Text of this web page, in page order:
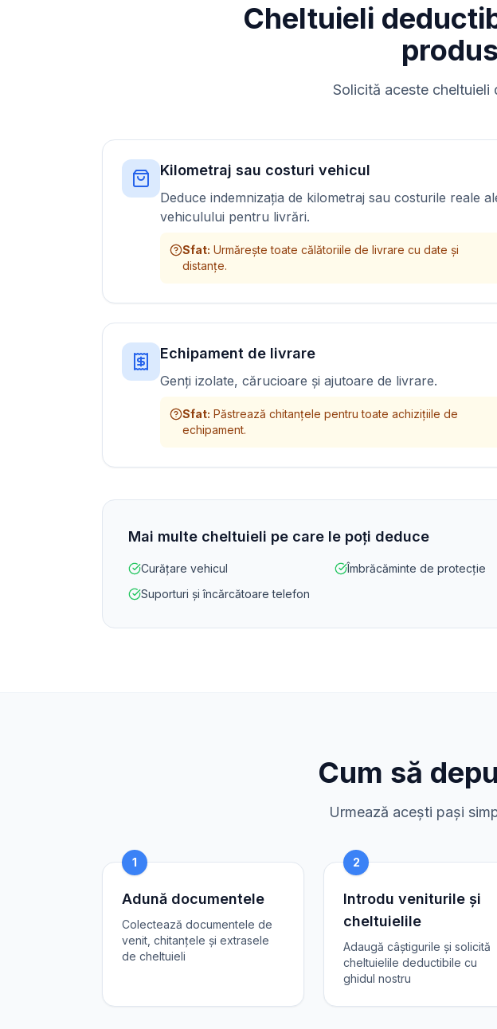
Cheltuieli
Solicită aceste
Kilometraj sau costuri vehicul
Deduce indemnizația de kilometraj sau costurile reale
vehiculului pentru livrări.
Sfat: Urmărește toate călătoriile de livrare cu date și
distanțe.
Echipament de livrare
Genți izolate, cărucioare și ajutoare de livrare.
Sfat: Păstrează chitanțele pentru toate achizițiile de
echipament.
Mai multe cheltuieli pe care le poți deduce
Curățare vehicul Îmbrăcăminte de protecție
Suporturi și încărcătoare telefon
Cum să
Urmează acești pași
1
Adună documentele
Colectează documentele de
venit, chitanțele și extrasele
de cheltuieli
2
Introdu veniturile și
cheltuielile
Adaugă câștigurile și solicită
cheltuielile deductibile cu
ghidul nostru